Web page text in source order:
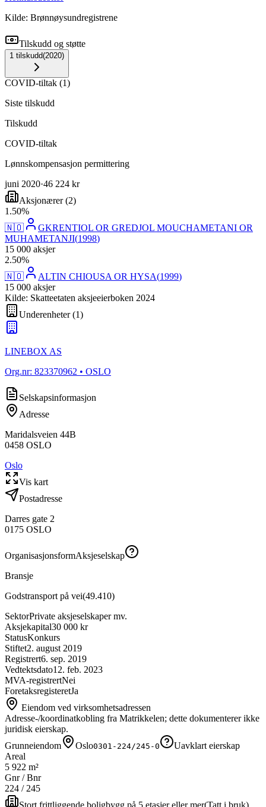
Kilde: Brønnøysundregistrene
Tilskudd og støtte
1 tilskudd(2020)
COVID-tiltak (1)
Siste tilskudd
Tilskudd
COVID-tiltak
Lønnskompensasjon permittering
juni 2020·46 224 kr
Aksjonærer(2)
1 .50%
🇳🇴
GKRENTIOL OR GREDJOL MOUCHAMETANI OR
MUHAMETANJI(1998)
15 000 aksjer
2.50%
🇳🇴
ALTIN CHIOUSA OR HYSA(1999)
15 000 aksjer
Kilde: Skatteetaten aksjeeierboken 2024
Underenheter(1)
LINEBOX AS
Org.nr: 823370962 • OSLO
Selskapsinformasjon
Adresse
Maridalsveien 44B
0458 OSLO
Oslo
Vis kart
Postadresse
Darres gate 2
0175 OSLO
OrganisasjonsformAksjeselskap
Bransje
Godstransport på vei(49.410)
SektorPrivate aksjeselskaper mv.
Aksjekapital30 000 kr
StatusKonkurs
Stiftet2. august 2019
Registrert6. sep. 2019
Vedtektsdato12. feb. 2023
MVA-registrertNei
ForetaksregisteretJa
Eiendom ved virksomhetsadressen
Adresse-/koordinatkobling fra Matrikkelen; dette dokumenterer ikke
juridisk eierskap.
Grunneiendom
Oslo0301-224/245-0
Uavklart eierskap
Areal
5 922 m²
Gnr / Bnr
224 / 245
Stort frittliggende boligbygg på 5 etasjer eller mer(Tatt i bruk)